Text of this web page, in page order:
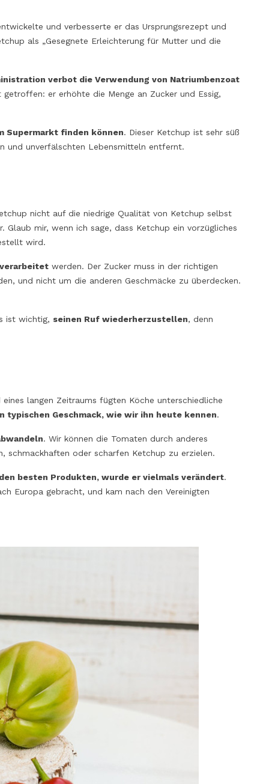
und verbesserte er das Ursprungsrezept und
als „Gesegnete Erleichterung für Mutter und die
verbot die Verwendung von Natriumbenzoat
er erhöhte die Menge an Zucker und Essig,
Supermarkt finden können. Dieser Ketchup ist sehr süß
und unverfälschten Lebensmitteln entfernt.
nicht auf die niedrige Qualität von Ketchup selbst
mir, wenn ich sage, dass Ketchup ein vorzügliches
wird.
werden. Der Zucker muss in der richtigen
und nicht um die anderen Geschmäcke zu überdecken.
ist wichtig, seinen Ruf wiederherzustellen, denn
langen Zeitraums fügten Köche unterschiedliche
typischen Geschmack, wie wir ihn heute kennen.
. Wir können die Tomaten durch anderes
schmackhaften oder scharfen Ketchup zu erzielen.
besten Produkten, wurde er vielmals verändert.
Europa gebracht, und kam nach den Vereinigten